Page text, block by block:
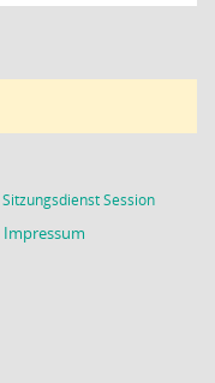
SitzungsdienstSession(Wird in
Impressum